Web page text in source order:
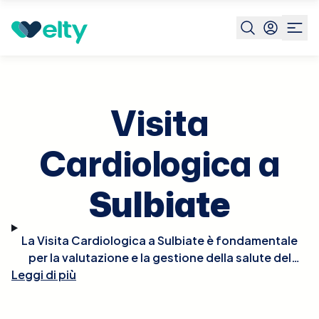
Prenota visita Sulbiate
Visita
Cardiologica a
Sulbiate
La Visita Cardiologica a Sulbiate è fondamentale
per la valutazione e la gestione della salute del
cuore. Durante la visita, il cardiologo effettuerà un
Leggi di più